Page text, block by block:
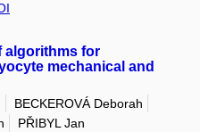
algorithms for
mechanical and
BECKEROVÁ Deborah
PŘIBYL Jan